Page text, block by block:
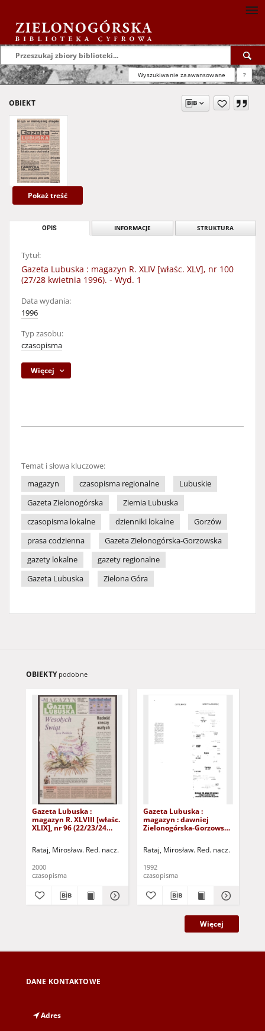
Wyszukiwanie zaawansowane ?
OBIEKT
Pokaż treść
OPIS INFORMACJE STRUKTURA
Tytuł:
Gazeta Lubuska : magazyn R. XLIV [właśc. XLV], nr 100
(27/28 kwietnia 1996). - Wyd. 1
Data wydania:
1996
Typ zasobu:
czasopisma
Więcej
Temat i słowa kluczowe:
magazyn
czasopisma regionalne
Lubuskie
Gazeta Zielonogórska
Ziemia Lubuska
czasopisma lokalne
dzienniki lokalne
Gorzów
prasa codzienna
Gazeta Zielonogórska-Gorzowska
gazety lokalne
gazety regionalne
Gazeta Lubuska
Zielona Góra
OBIEKTY podobne
Gazeta Lubuska :
magazyn R. XLVIII [właśc.
XLIX], nr 96 (22/23/24
Rataj, Mirosław. Red. nacz.
2000
czasopisma
Gazeta Lubuska :
magazyn : dawniej
Zielonogórska-Gorzowska
1992). - Wyd. 1
Rataj, Mirosław. Red. nacz.
1992
czasopisma
Więcej
DANE KONTAKTOWE
Adres